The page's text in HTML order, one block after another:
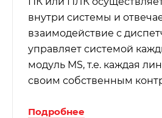
внутри системы и
взаимодействие с
управляет системой
модуль MS, т.е. каждая
своим собственным
Подробнее